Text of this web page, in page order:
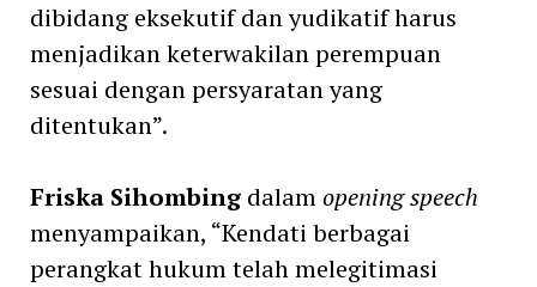
dibidang eksekutif dan yudikatif harus
menjadikan keterwakilan perempuan
sesuai dengan persyaratan yang
ditentukan”.
Friska Sihombingdalamopening speech
menyampaikan, “Kendati berbagai
perangkat hukum telah melegitimasi